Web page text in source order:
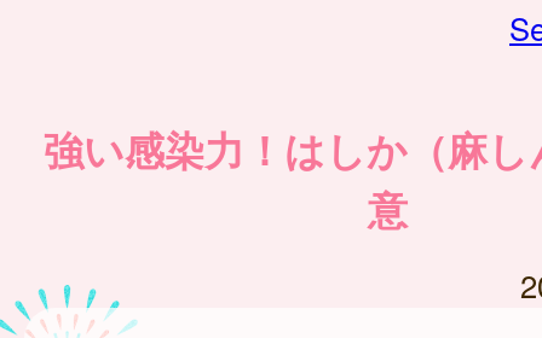
強い感染力！はしか（麻
意